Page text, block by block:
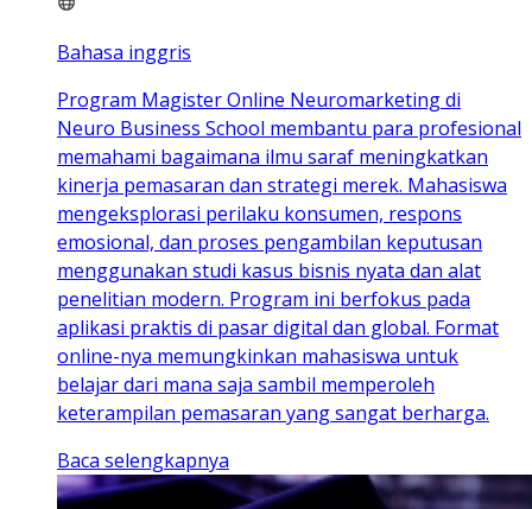
Bahasa inggris
Program Magister Online Neuromarketing di
Neuro Business School membantu para profesional
memahami bagaimana ilmu saraf meningkatkan
kinerja pemasaran dan strategi merek. Mahasiswa
mengeksplorasi perilaku konsumen, respons
emosional, dan proses pengambilan keputusan
menggunakan studi kasus bisnis nyata dan alat
penelitian modern. Program ini berfokus pada
aplikasi praktis di pasar digital dan global. Format
online-nya memungkinkan mahasiswa untuk
belajar dari mana saja sambil memperoleh
keterampilan pemasaran yang sangat berharga.
Baca selengkapnya